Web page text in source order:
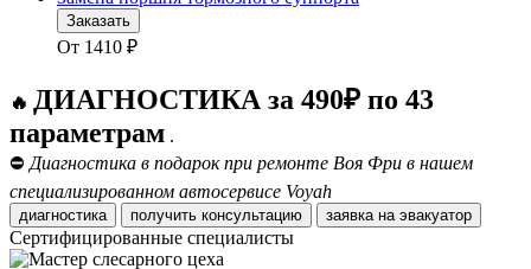
Заказать
От 1410 ₽
🔥 ДИАГНОСТИКА за 490₽ по 43
параметрам .
⛔ Диагностика в подарок при ремонте Воя Фри в нашем
специализированном автосервисе Voyah
диагностика получить консультацию заявка на эвакуатор
Сертифицированные специалисты